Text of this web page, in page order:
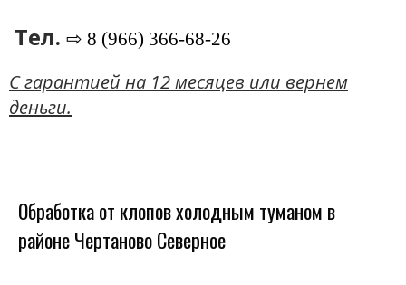
Тел. ⇨ 8 (966) 366-68-26
C гарантией на 12 месяцев или вернем
деньги.
Обработка от клопов холодным туманом в
районе Чертаново Северное